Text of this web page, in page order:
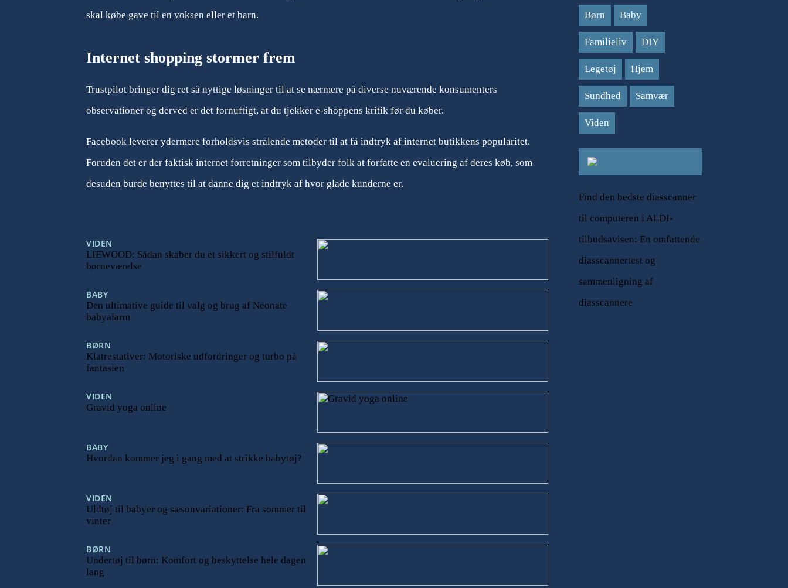
skal købe gave til en voksen eller et barn.
Internet shopping stormer frem
Trustpilot bringer dig ret så nyttige løsninger til at se nærmere på diverse nuværende konsumenters
observationer og derved er det fornuftigt, at du tjekker e-shoppens kritik før du køber.
Facebook leverer ydermere forholdsvis strålende metoder til at få indtryk af internet butikkens popularitet.
Foruden det er der faktisk internet forretninger som tilbyder folk at forfatte en evaluering af deres køb, som
desuden burde benyttes til at danne dig et indtryk af hvor glade kunderne er.
VIDEN
LIEWOOD: Sådan skaber du et sikkert og stilfuldt
børneværelse
BABY
Den ultimative guide til valg og brug af Neonate
babyalarm
BØRN
Klatrestativer: Motoriske udfordringer og turbo på
fantasien
VIDEN
Gravid yoga online
BABY
Hvordan kommer jeg i gang med at strikke babytøj?
VIDEN
Uldtøj til babyer og sæsonvariationer: Fra sommer til
vinter
BØRN
Undertøj til børn: Komfort og beskyttelse hele dagen
lang
Børn Baby
Familieliv DIY
Legetøj Hjem
Sundhed Samvær
Viden
Find den bedste diasscanner
til computeren i ALDI-
tilbudsavisen: En omfattende
diasscannertest og
sammenligning af
diasscannere